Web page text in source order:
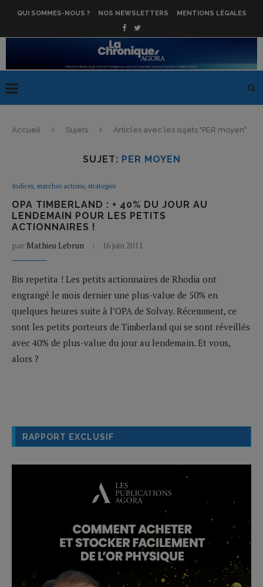
QUI SOMMES-NOUS ? NOS NEWSLETTERS MENTIONS LÉGALES
Accueil Sujets Articles avec les sujets "PER moyen"
SUJET: PER MOYEN
Indices, marches actions, strategies
OPA TIMBERLAND : + 40% DU JOUR AU
LENDEMAIN POUR LES PETITS
ACTIONNAIRES !
par Mathieu Lebrun 16 juin 2011
Bis repetita ! Les petits actionnaires de Rhodia ont
engrangé le mois dernier une plus-value de 50% en
quelques heures suite à l’OPA de Solvay. Récemment, ce
sont les petits porteurs de Timberland qui se sont réveillés
avec 40% de plus-value du jour au lendemain. Et vous,
alors ?
RAPPORT EXCLUSIF